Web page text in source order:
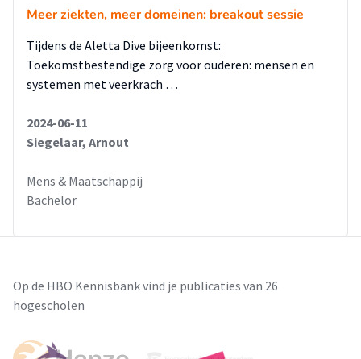
Meer ziekten, meer domeinen: breakout sessie
Tijdens de Aletta Dive bijeenkomst:
Toekomstbestendige zorg voor ouderen: mensen en
systemen met veerkrach …
2024-06-11
Siegelaar, Arnout
Mens & Maatschappij
Bachelor
Op de HBO Kennisbank vind je publicaties van 26
hogescholen